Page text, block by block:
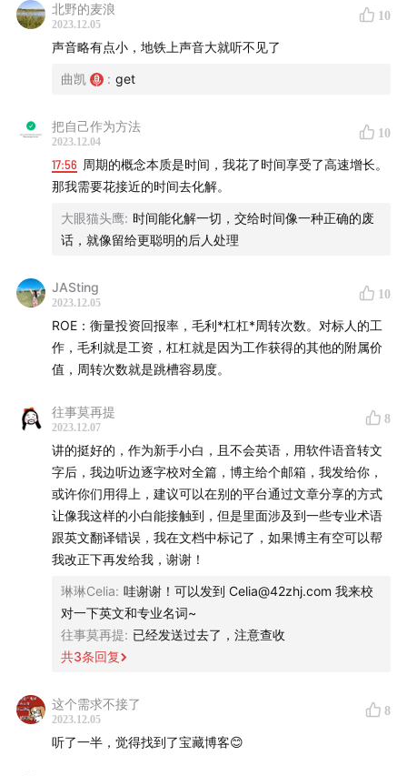
北野的麦浪
2023.12.05
10
声音略有点小，地铁上声音大就听不见了
曲凯 : get
把自己作为方法
2023.12.04
10
17:56 周期的概念本质是时间，我花了时间享受了高速增长。
那我需要花接近的时间去化解。
大眼猫头鹰: 时间能化解一切，交给时间像一种正确的废
话，就像留给更聪明的后人处理
JASting
2023.12.05
10
ROE：衡量投资回报率，毛利*杠杠*周转次数。对标人的工
作，毛利就是工资，杠杠就是因为工作获得的其他的附属价
值，周转次数就是跳槽容易度。
往事莫再提
2023.12.07
8
讲的挺好的，作为新手小白，且不会英语，用软件语音转文
字后，我边听边逐字校对全篇，博主给个邮箱，我发给你，
或许你们用得上，建议可以在别的平台通过文章分享的方式
让像我这样的小白能接触到，但是里面涉及到一些专业术语
跟英文翻译错误，我在文档中标记了，如果博主有空可以帮
我改正下再发给我，谢谢！
琳琳Celia: 哇谢谢！可以发到 Celia@42zhj.com 我来校
对一下英文和专业名词~
往事莫再提: 已经发送过去了，注意查收
共3条回复
这个需求不接了
2023.12.05
8
听了一半，觉得找到了宝藏博客😊